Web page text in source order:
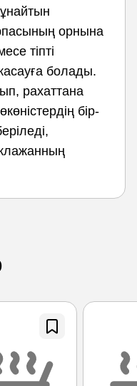
орнына
тіпті
болады.
рахаттана
бір-